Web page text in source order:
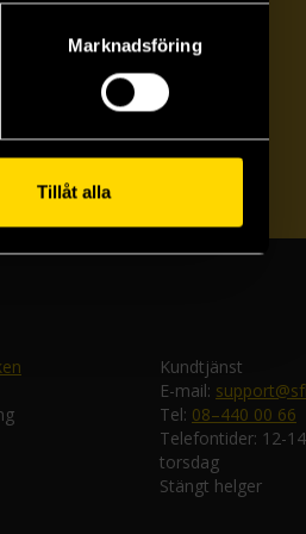
Marknadsföring
Tillåt alla
Kundtjänst
E-mail:
Tel: 08–440 00 66
Telefontider: 12-
torsdag
Stängt helger